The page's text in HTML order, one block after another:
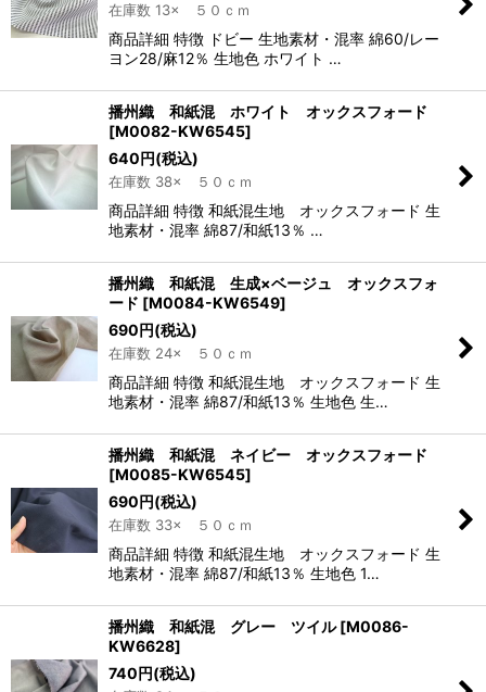
在庫数 13× ５０ｃｍ
商品詳細 特徴 ドビー 生地素材・混率 綿60/レー
ヨン28/麻12％ 生地色 ホワイト …
播州織 和紙混 ホワイト オックスフォード
[M0082-KW6545]
640円(税込)
在庫数 38× ５０ｃｍ
商品詳細 特徴 和紙混生地 オックスフォード 生
地素材・混率 綿87/和紙13％ …
播州織 和紙混 生成×ベージュ オックスフォ
ード [M0084-KW6549]
690円(税込)
在庫数 24× ５０ｃｍ
商品詳細 特徴 和紙混生地 オックスフォード 生
地素材・混率 綿87/和紙13％ 生地色 生…
播州織 和紙混 ネイビー オックスフォード
[M0085-KW6545]
690円(税込)
在庫数 33× ５０ｃｍ
商品詳細 特徴 和紙混生地 オックスフォード 生
地素材・混率 綿87/和紙13％ 生地色 1…
播州織 和紙混 グレー ツイル [M0086-
KW6628]
740円(税込)